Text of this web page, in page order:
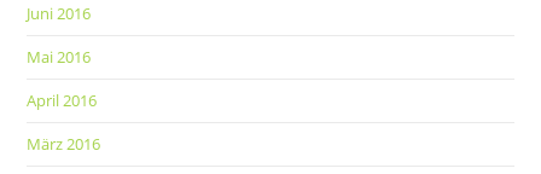
Juni 2016
Mai 2016
April 2016
März 2016